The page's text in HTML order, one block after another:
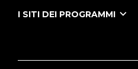
Tutti i servizi
I SITI DEI PROGRAMMI